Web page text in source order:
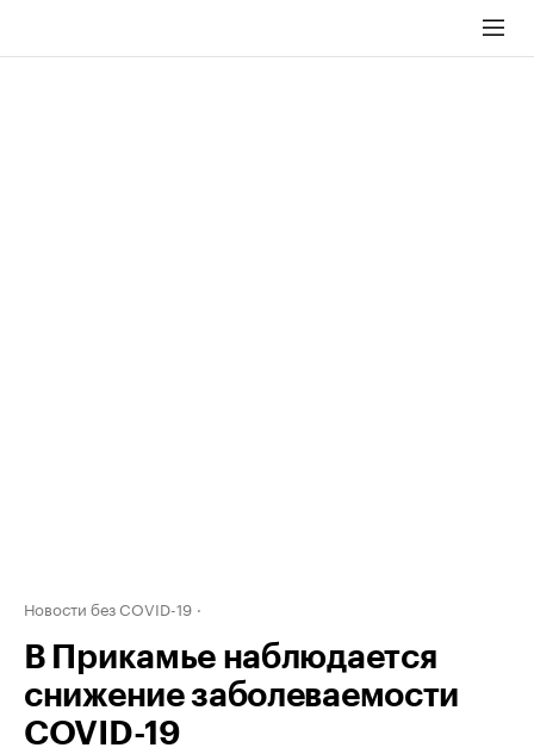
Новости без COVID-19
В Прикамье наблюдается
снижение заболеваемости
COVID-19